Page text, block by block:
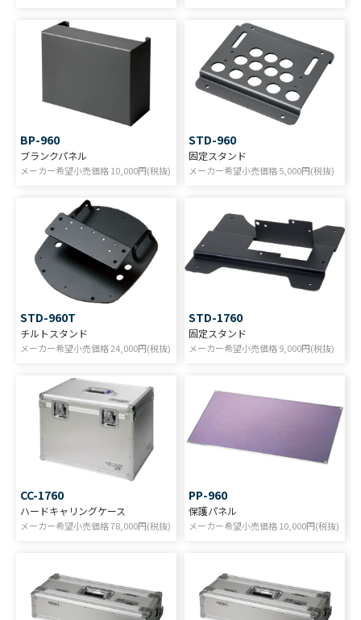
BP-960
ブランクパネル
メーカー希望小売価格10,000円(税抜)
STD-960
固定スタンド
メーカー希望小売価格5,000円(税抜)
STD-960T
チルトスタンド
メーカー希望小売価格24,000円(税抜)
STD-1760
固定スタンド
メーカー希望小売価格9,000円(税抜)
CC-1760
ハードキャリングケース
メーカー希望小売価格78,000円(税抜)
PP-960
保護パネル
メーカー希望小売価格10,000円(税抜)